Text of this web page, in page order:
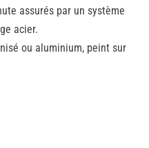
assurés par un système
acier.
ou aluminium, peint sur